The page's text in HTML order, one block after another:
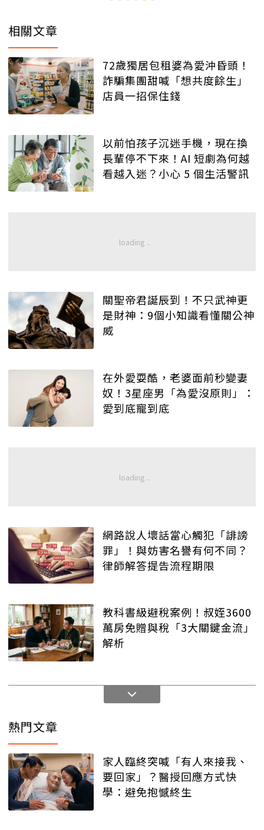
相關文章
72歲獨居包租婆為愛沖昏頭！
詐騙集團甜喊「想共度餘生」
店員一招保住錢
以前怕孩子沉迷手機，現在換
長輩停不下來！AI 短劇為何越
看越入迷？小心 5 個生活警訊
關聖帝君誕辰到！不只武神更
是財神：9個小知識看懂關公神
威
在外愛耍酷，老婆面前秒變妻
奴！3星座男「為愛沒原則」：
愛到底寵到底
網路說人壞話當心觸犯「誹謗
罪」！與妨害名譽有何不同？
律師解答提告流程期限
教科書級避稅案例！叔姪3600
萬房免贈與稅「3大關鍵金流」
解析
熱門文章
家人臨終突喊「有人來接我、
要回家」？醫授回應方式快
學：避免抱憾終生